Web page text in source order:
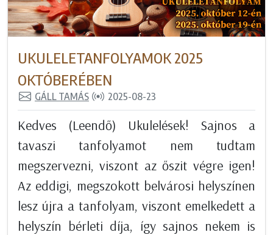
UKULELETANFOLYAMOK 2025
OKTÓBERÉBEN
GÁLL TAMÁS 2025-08-23
Kedves (Leendő) Ukulelések! Sajnos a
tavaszi tanfolyamot nem tudtam
megszervezni, viszont az őszit végre igen!
Az eddigi, megszokott belvárosi helyszínen
lesz újra a tanfolyam, viszont emelkedett a
helyszín bérleti díja, így sajnos nekem is